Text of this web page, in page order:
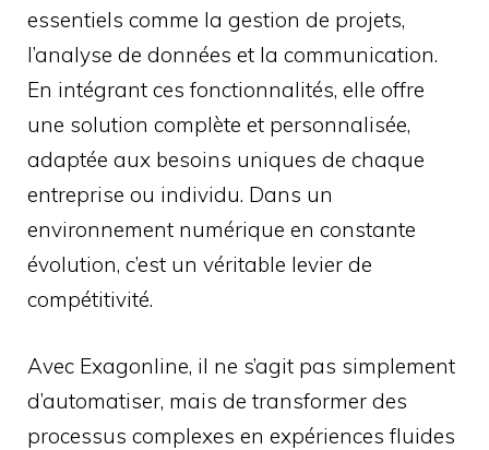
essentiels comme la gestion de projets,
l’analyse de données et la communication.
En intégrant ces fonctionnalités, elle offre
une solution complète et personnalisée,
adaptée aux besoins uniques de chaque
entreprise ou individu. Dans un
environnement numérique en constante
évolution, c’est un véritable levier de
compétitivité.
Avec Exagonline, il ne s’agit pas simplement
d’automatiser, mais de transformer des
processus complexes en expériences fluides